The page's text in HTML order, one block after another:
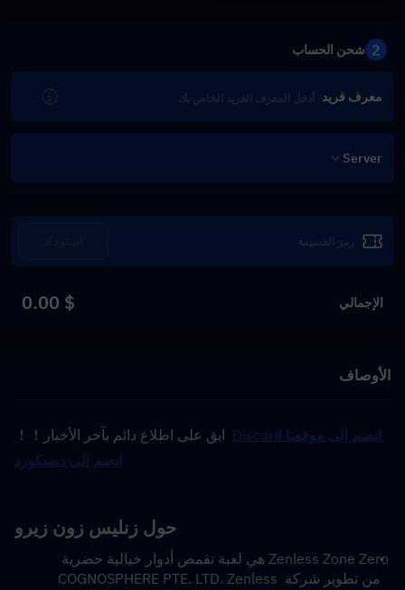
2 شحن الحساب
معرف فريد
Server
الإجمالي $ 0.00
الأوصاف
انضم إلى موقعنا Discord
  ابق على اطلاع دائم بآخر الأخبار！！
انضم إلى ديسكورد
حول زنليس زون زيرو
من تطوير شركة COGNOSPHERE PTE. LTD. Zenless